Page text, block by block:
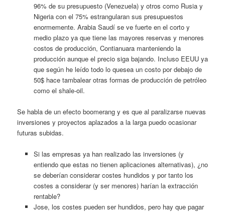
96% de su presupuesto (Venezuela) y otros como Rusia y
Nigeria con el 75% estrangularan sus presupuestos
enormemente. Arabia Saudí se ve fuerte en el corto y
medio plazo ya que tiene las mayores reservas y menores
costos de producción, Contianuara manteniendo la
producción aunque el precio siga bajando. Incluso EEUU ya
que según he leído todo lo quesea un costo por debajo de
50$ hace tambalear otras formas de producción de petróleo
como el shale-oil.
Se habla de un efecto boomerang y es que al paralizarse nuevas
inversiones y proyectos aplazados a la larga puedo ocasionar
futuras subidas.
Si las empresas ya han realizado las inversiones (y
entiendo que estas no tienen aplicaciones alternativas), ¿no
se deberían considerar costes hundidos y por tanto los
costes a considerar (y ser menores) harían la extracción
rentable?
Jose, los costes pueden ser hundidos, pero hay que pagar